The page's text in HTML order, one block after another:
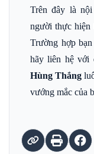
Trên đây là
người thực hiện
Trường hợp
hãy liên hệ với
Hùng Thắng
vướng mắc của